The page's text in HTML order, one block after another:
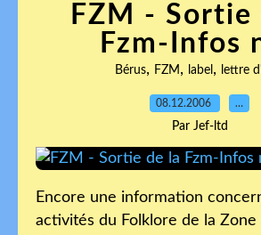
FZM - Sortie
Fzm-Infos
Bérus, FZM , label , lettre
08.12.2006 …
Par Jef-ltd
Encore une information
activités du Folklore de la Zone